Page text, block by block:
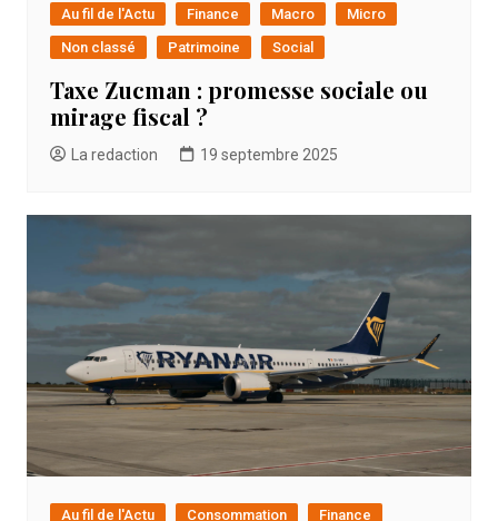
Au fil de l'Actu Finance Macro
Micro
Non classé
Patrimoine Social
Taxe Zucman : promesse sociale ou
mirage fiscal ?
La redaction 19 septembre 2025
Au fil de l'Actu Consommation
Finance